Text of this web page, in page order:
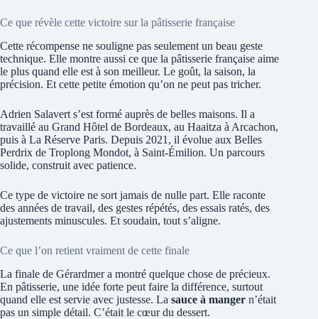
Ce que révèle cette victoire sur la pâtisserie française
Cette récompense ne souligne pas seulement un beau geste
technique. Elle montre aussi ce que la pâtisserie française aime
le plus quand elle est à son meilleur. Le goût, la saison, la
précision. Et cette petite émotion qu’on ne peut pas tricher.
Adrien Salavert s’est formé auprès de belles maisons. Il a
travaillé au Grand Hôtel de Bordeaux, au Haaitza à Arcachon,
puis à La Réserve Paris. Depuis 2021, il évolue aux Belles
Perdrix de Troplong Mondot, à Saint-Émilion. Un parcours
solide, construit avec patience.
Ce type de victoire ne sort jamais de nulle part. Elle raconte
des années de travail, des gestes répétés, des essais ratés, des
ajustements minuscules. Et soudain, tout s’aligne.
Ce que l’on retient vraiment de cette finale
La finale de Gérardmer a montré quelque chose de précieux.
En pâtisserie, une idée forte peut faire la différence, surtout
quand elle est servie avec justesse. La sauce à manger n’était
pas un simple détail. C’était le cœur du dessert.